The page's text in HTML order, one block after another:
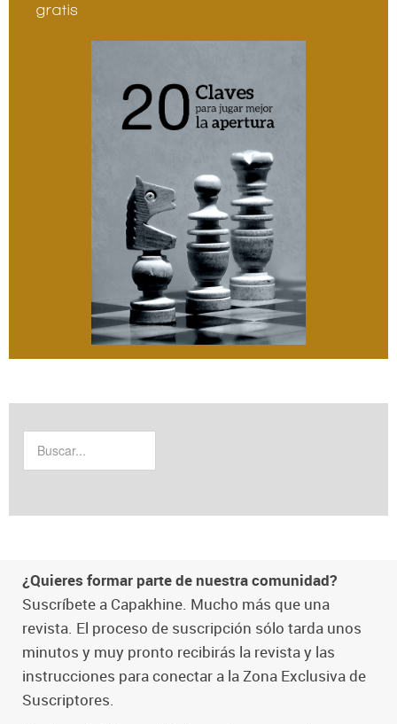
gratis
¿Quieres formar parte de nuestra comunidad?
Suscríbete a Capakhine. Mucho más que una
revista. El proceso de suscripción sólo tarda unos
minutos y muy pronto recibirás la revista y las
instrucciones para conectar a la Zona Exclusiva de
Suscriptores.